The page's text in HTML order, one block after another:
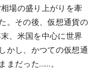
場の盛り上がりを牽
。その後、仮想通貨の
、米国を中心に世界
かし、かつての仮想通
まだった……。